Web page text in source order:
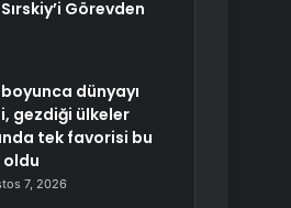
Görevden
boyunca dünyayı
gezdiği ülkeler
tek favorisi bu
oldu
7, 2026